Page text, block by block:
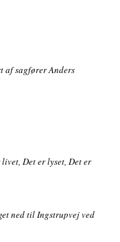
af sagfører Anders
Det er lyset, Det er
ned til Ingstrupvej ved